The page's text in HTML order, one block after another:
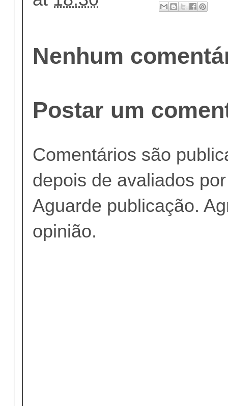
Nenhum
Postar um
Comentários são
depois de avaliados
Aguarde publicação.
opinião.